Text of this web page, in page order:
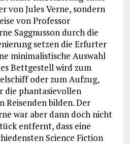
von Jules Verne, sondern
von Professor
Saggnusson durch die
setzen die Erfurter
minimalistische Auswahl
Bettgestell wird zum
oder zum Aufzug,
die phantasievollen
Reisenden bilden. Der
war aber dann doch nicht
entfernt, dass eine
Science Fiction